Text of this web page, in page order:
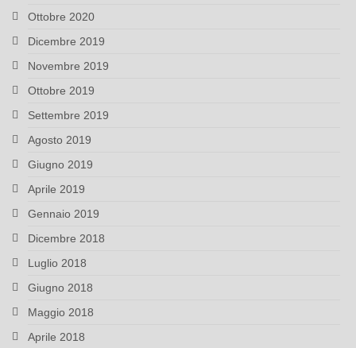
Ottobre 2020
Dicembre 2019
Novembre 2019
Ottobre 2019
Settembre 2019
Agosto 2019
Giugno 2019
Aprile 2019
Gennaio 2019
Dicembre 2018
Luglio 2018
Giugno 2018
Maggio 2018
Aprile 2018